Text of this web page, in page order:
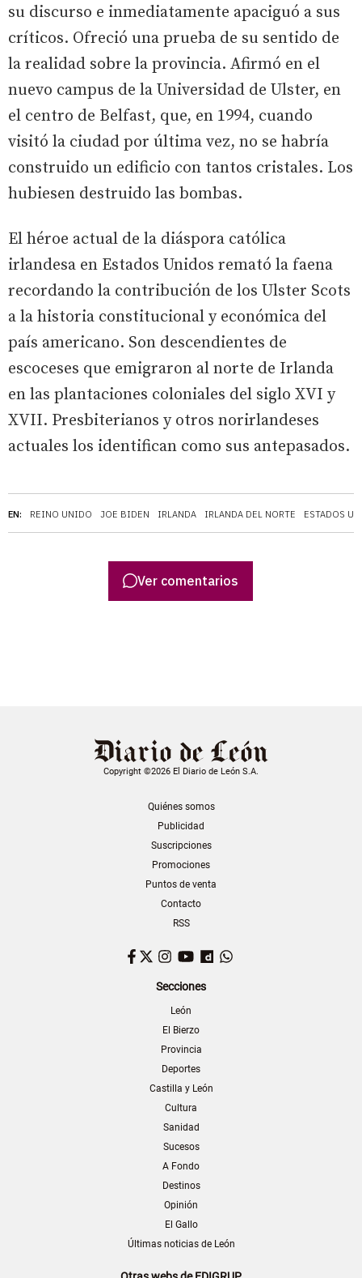
EN: REINO UNIDO JOE BIDEN IRLANDA IRLANDA DEL NORTE ESTADOS
su discurso e inmediatamente apaciguó a sus
críticos. Ofreció una prueba de su sentido de
la realidad sobre la provincia. Afirmó en el
nuevo campus de la Universidad de Ulster, en
el centro de Belfast, que, en 1994, cuando
visitó la ciudad por última vez, no se habría
construido un edificio con tantos cristales. Los
hubiesen destruido las bombas.
El héroe actual de la diáspora católica
irlandesa en Estados Unidos remató la faena
recordando la contribución de los Ulster Scots
a la historia constitucional y económica del
país americano. Son descendientes de
escoceses que emigraron al norte de Irlanda
en las plantaciones coloniales del siglo XVI y
XVII. Presbiterianos y otros norirlandeses
actuales los identifican como sus antepasados.
Ver comentarios
Copyright ©2026 El Diario de León S.A.
Quiénes somos
Publicidad
Suscripciones
Promociones
Puntos de venta
Contacto
RSS
Facebook
TwitterInstagram
YouTubeDailymotion
Secciones
León
El Bierzo
Provincia
Deportes
Castilla y León
Cultura
Sanidad
Sucesos
A Fondo
Destinos
Opinión
El Gallo
Últimas noticias de León